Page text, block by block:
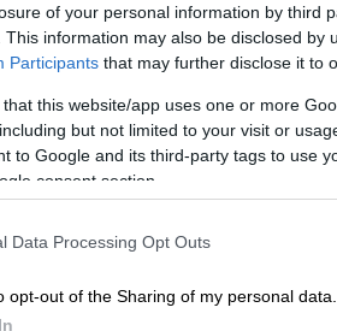
of your personal information by third
This information may also be disclosed by
Participants that may further disclose it to
that this website/app uses one or more
but not limited to your visit or
to Google and its third-party tags to use
consent section.
Data Processing Opt Outs
opt-out of the Sharing of my personal data.
του ανθρώπου; Νέα
επιτρέπεται, τι